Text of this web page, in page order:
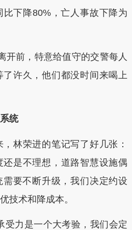
下降80%，亡人事故下降为
前，特意给值守的交警每人
许久，他们都没时间来喝上
统
荣进的笔记写了好几张：
还是不理想，道路智慧设施偶
要不断升级，我们决定约设
技术和降成本。
力是一个大考验，我们会定